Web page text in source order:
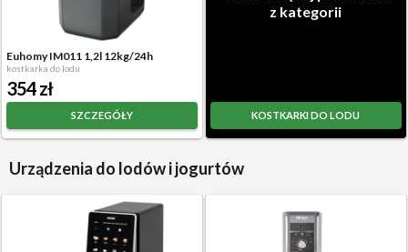
Euhomy IM011 1,2l 12kg/24h
kostkarka do lodu
354 zł
SZCZEGÓŁY
z kategorii
KOSTKARKI DO LODU
Urządzenia do lodów i jogurtów